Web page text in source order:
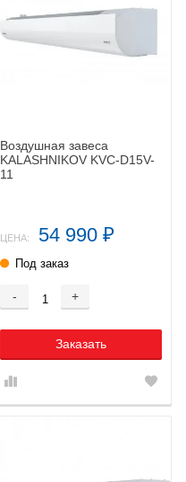
Воздушная завеса
KALASHNIKOV KVC-D15V-
11
ЦЕНА: 54 990 ₽
Под заказ
- +
Заказать